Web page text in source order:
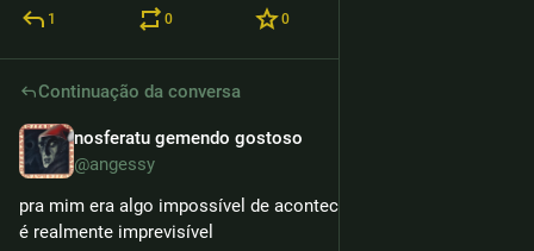
1 0 0
Continuação da conversa
nosferatu gemendo gostoso
@angessy
pra mim era algo impossível de acontecer sabe o ser humano
é realmente imprevisível